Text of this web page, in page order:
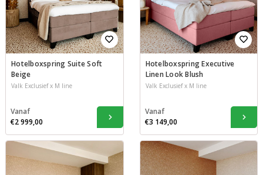
Hotelboxspring Suite Soft
Beige
Valk Exclusief x M line
Vanaf
€2 999,00
Hotelboxspring Executive
Linen Look Blush
Valk Exclusief x M line
Vanaf
€3 149,00